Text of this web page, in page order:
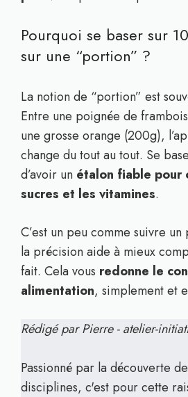
Pourquoi se baser sur
sur une “portion” ?
La notion de “portion” est
Entre une poignée de
une grosse orange (200g),
change du tout au tout. Se
d’avoir un étalon fiable pour
sucres et les vitamines.
C’est un peu comme suivre
la précision aide à mieux
fait. Cela vous redonne le
alimentation, simplement et
Rédigé par Pierre - atelier-
Passionné par la découverte
disciplines, c'est pour cette